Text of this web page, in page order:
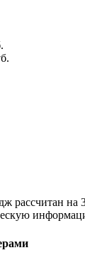
рассчитан на